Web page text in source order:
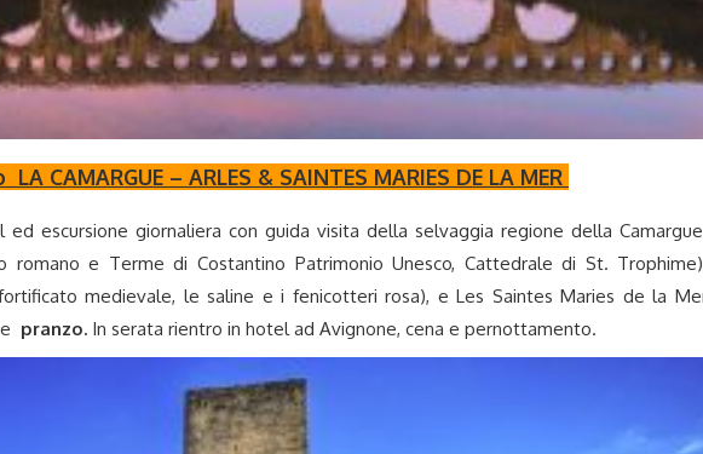
LA CAMARGUE – ARLES & SAINTES MARIES DE LA MER
ed escursione giornaliera con guida visita della selvaggia regione della
romano e Terme di Costantino Patrimonio Unesco, Cattedrale di St.
medievale, le saline e i fenicotteri rosa), e Les Saintes Maries de la
pranzo. In serata rientro in hotel ad Avignone, cena e pernottamento.